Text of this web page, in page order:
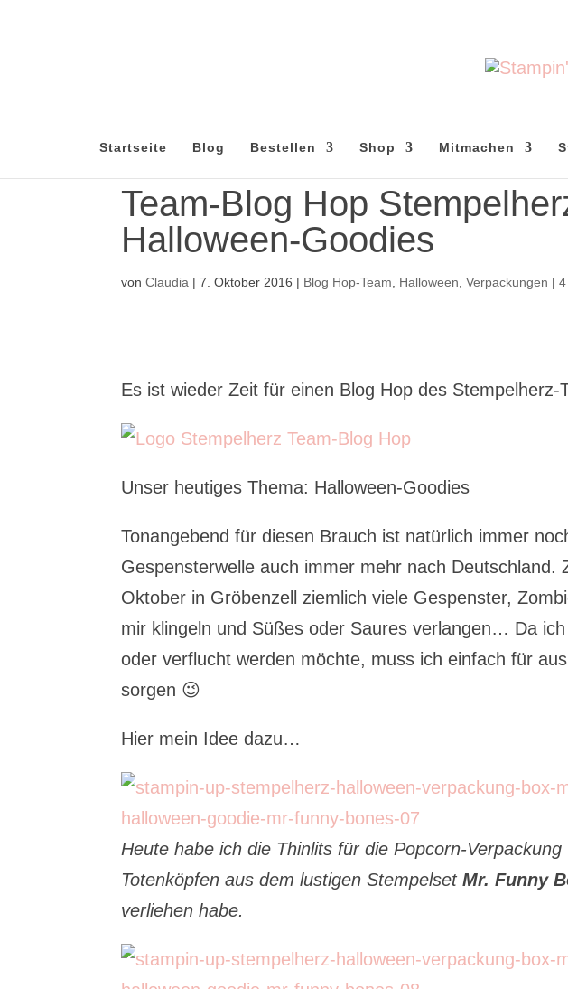
Startseite Blog Bestellen Shop Mitmachen
Team-Blog Hop
Halloween-Goodies
vonClaudia |7. Oktober 2016 | Blog Hop-Team Halloween ,Verpackungen |
Es ist wieder Zeit für einen Blog Hop des
Unser heutiges Thema: Halloween-Goodies
Tonangebend für diesen Brauch ist natürlich immer
Gespensterwelle auch immer mehr nach Deutschland.
Oktober in Gröbenzell ziemlich viele Gespenster,
mir klingeln und Süßes oder Saures verlangen… Da
oder verflucht werden möchte, muss ich einfach für
sorgen 😉
Hier mein Idee dazu…
Heute habe ich die Thinlits für die Popcorn-
Totenköpfen aus dem lustigen StempelsetMr. Funny
verliehen habe.